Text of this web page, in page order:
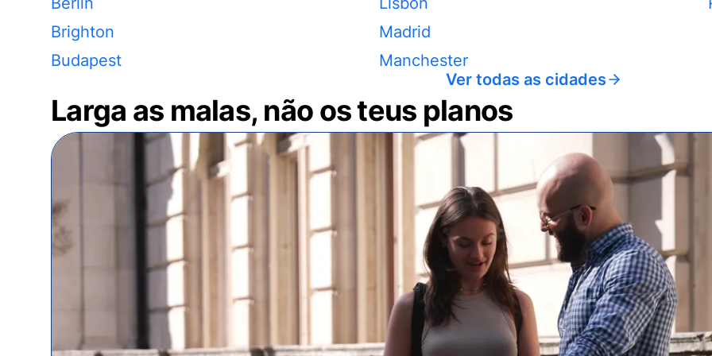
Brighton
Budapest
Madrid
Manchester
Ver todas as cidades
Larga as malas, não os teus planos